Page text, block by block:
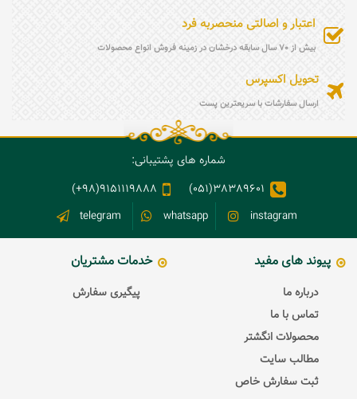
اعتبار و اصالتی منحصربه فرد
بیش از 70 سال سابقه درخشان در زمینه فروش انواع محصولات
تحویل اکسپرس
ارسال سفارشات با سریعترین پست
شماره های پشتیبانی:
38389601(051)
9151119888(98+)
instagram
whatsapp
telegram
پیوند های مفید
درباره ما
تماس با ما
محصولات انگشتر
مطالب سایت
ثبت سفارش خاص
خدمات مشتریان
پیگیری سفارش